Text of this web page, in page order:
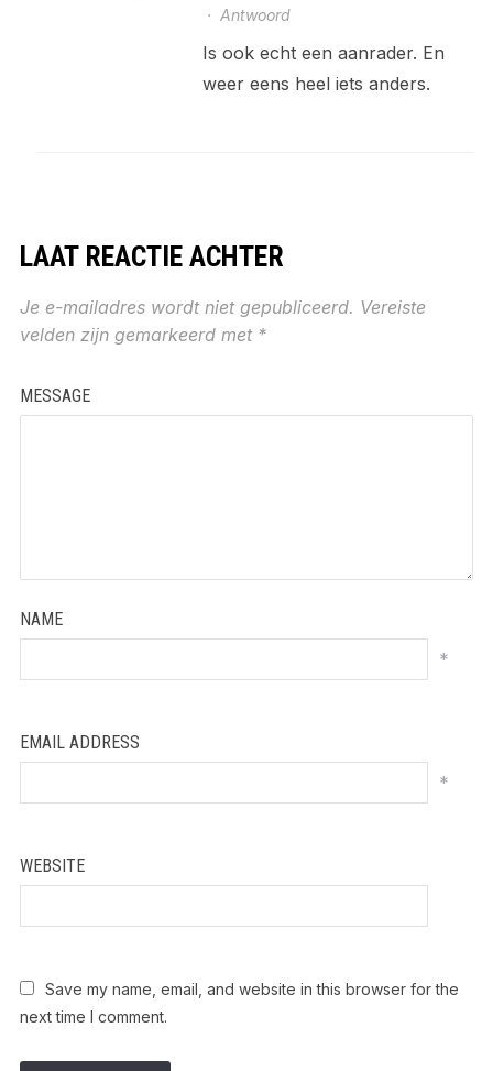
· Antwoord
Is ook echt een aanrader. En
weer eens heel iets anders.
LAAT REACTIE ACHTER
Je e-mailadres wordt niet gepubliceerd. Vereiste
velden zijn gemarkeerd met *
MESSAGE
NAME
*
EMAIL ADDRESS
*
WEBSITE
Save my name, email, and website in this browser for the
next time I comment.